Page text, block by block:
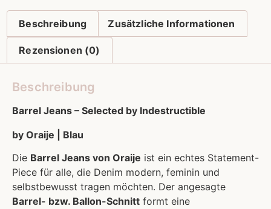
Beschreibung Zusätzliche Informationen
Rezensionen (0)
Beschreibung
Barrel Jeans – Selected by Indestructible
by Oraije | Blau
Die Barrel Jeans von Oraije ist ein echtes Statement-
Piece für alle, die Denim modern, feminin und
selbstbewusst tragen möchten. Der angesagte
Barrel- bzw. Ballon-Schnitt formt eine